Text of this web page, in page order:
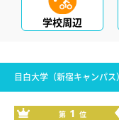
学校周辺
目白大学（新宿キャンパ
第 1 位